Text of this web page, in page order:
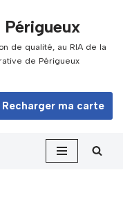
de qualité, au RIA de la
de Périgueux
Recharger ma carte